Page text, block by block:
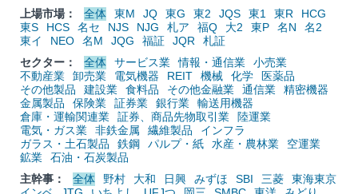
上場市場：
全体 東M JQ 東G 東2 JQS 東1 東R
HCG
東S
HCS 名セ NJS NJG 札ア 福Q 大2 東P 名N
名2
東イ
NEO 名M JQG 福証 JQR
札証
セクター：
全体 サービス業 情報・通信業
小売業
不動産業
卸売業 電気機器 REIT 機械 化学
医薬品
その他製品
建設業 食料品 その他金融業 通信業
精密機器
金属製品
保険業 証券業 銀行業
輸送用機器
倉庫・運輸関連業
証券、商品先物取引業
陸運業
電気・ガス業
非鉄金属 繊維製品
インフラ
ガラス・土石製品
鉄鋼 パルプ・紙 水産・農林業
空運業
鉱業
石油・石炭製品
主幹事：
全体 野村 大和 日興 みずほ SBI 三菱
東海東京